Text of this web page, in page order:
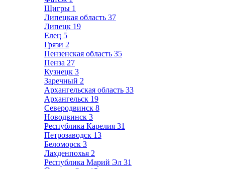
Щигры 1
Липецкая область 37
Липецк 19
Елец 5
Грязи 2
Пензенская область 35
Пенза 27
Кузнецк 3
Заречный 2
Архангельская область 33
Архангельск 19
Северодвинск 8
Новодвинск 3
Республика Карелия 31
Петрозаводск 13
Беломорск 3
Лахденпохья 2
Республика Марий Эл 31